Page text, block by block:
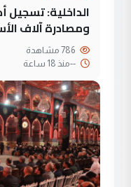
ومصادرة آلاف
--منذ 18 ساعة